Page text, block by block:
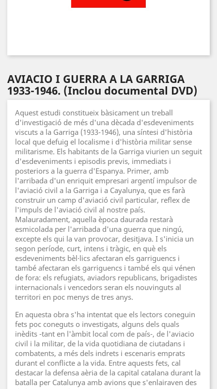
AVIACIO I GUERRA A LA GARRIGA
1933-1946. (Inclou documental DVD)
Aquest estudi constitueix bàsicament un treball
d'investigació de més d'una dècada d'esdeveniments
viscuts a la Garriga (1933-1946), una síntesi d'història
local que defuig el localisme i d'història militar sense
militarisme. Els habitants de la Garriga viurien un seguit
d'esdeveniments i episodis previs, immediats i
posteriors a la guerra d'Espanya. Primer, amb
l'arribada d'un enriquit empresari argentí impulsor de
l'aviació civil a la Garriga i a Cayalunya, que es farà
construir un camp d'aviació civil particular, reflex de
l'impuls de l'aviació civil al nostre país.
Malauradament, aquella època daurada restarà
esmicolada per l'arribada d'una guerra que ningú,
excepte els qui la van provocar, desitjava. I s'inicia un
segon període, curt, intens i tràgic, en què els
esdeveniments bèl·lics afectaran els garriguencs i
també afectaran els garriguencs i també els qui vénen
de fora: els refugiats, aviadors republicans, brigadistes
internacionals i vencedors seran els nouvinguts al
territori en poc menys de tres anys.
En aquesta obra s'ha intentat que els lectors coneguin
fets poc coneguts o investigats, alguns dels quals
inèdits -tant en l'àmbit local com de país-, de l'aviacio
civil i la militar, de la vida quotidiana de ciutadans i
combatents, a més dels indrets i escenaris emprats
durant el conflicte a la vida. Entre aquests fets, cal
destacar la defensa aèria de la capital catalana durant la
batalla per Catalunya amb avions que s'enlairaven des